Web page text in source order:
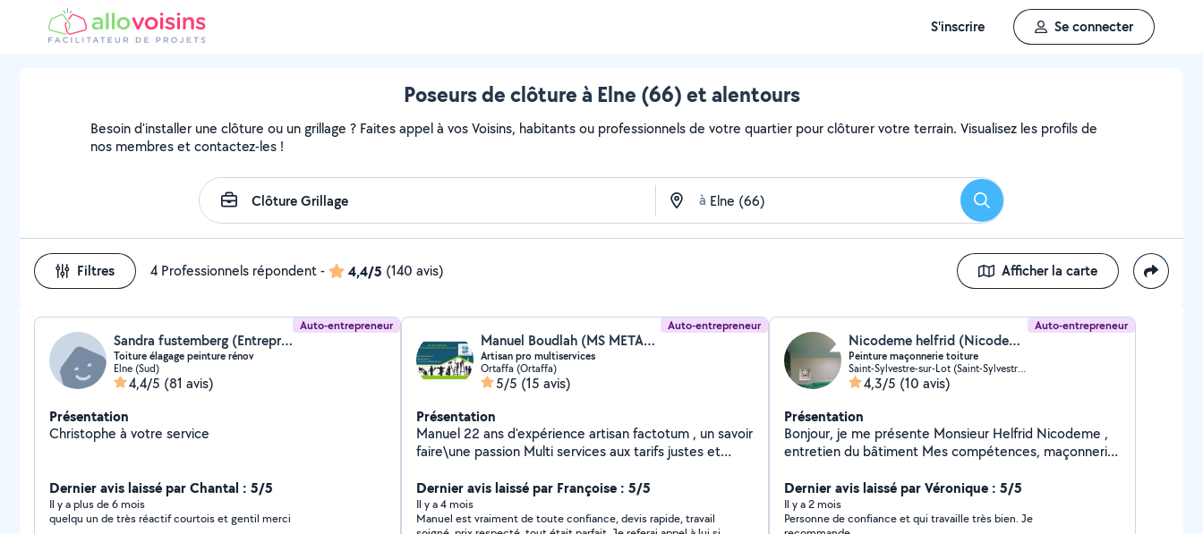
S'inscrire Se connecter
Poseurs de clôture à Elne (66) et alentours
Besoin d'installer une clôture ou un grillage ? Faites appel à vos Voisins, habitants ou professionnels de votre quartier pour clôturer votre terrain. Visualisez les profils de
nos membres et contactez-les !
à Rechercher
Filtres 4 Professionnels répondent- 4,4/5 (140 avis) Afficher la carte
Auto-entrepreneur
Sandra fustemberg (Entreprise Du Bâtiment)
Toiture élagage peinture rénov
Elne (Sud)
4,4/5 (81 avis)
Présentation
Christophe à votre service
Dernier avis laissé par Chantal : 5/5
Il y a plus de 6 mois
quelqu un de très réactif courtois et gentil merci
Auto-entrepreneur
Manuel Boudlah (MS METALLERIE66)
Artisan pro multiservices
Ortaffa (Ortaffa)
5/5 (15 avis)
Présentation
Manuel 22 ans d'expérience artisan factotum , un savoir
faire\une passion Multi services aux tarifs justes et
Expérimenté, Diplômé »
Dernier avis laissé par Françoise : 5/5
Il y a 4 mois
Manuel est vraiment de toute confiance, devis rapide, travail
Auto-entrepreneur
Nicodeme helfrid (Nicodeme rénovation)
Peinture maçonnerie toiture
Saint-Sylvestre-sur-Lot (Saint-Sylvestre-sur-Lot)
4,3/5 (10 avis)
Présentation
Bonjour, je me présente Monsieur Helfrid Nicodeme ,
entretien du bâtiment Mes compétences, maçonnerie,
Dernier avis laissé par Véronique : 5/5
Il y a 2 mois
Personne de confiance et qui travaille très bien. Je